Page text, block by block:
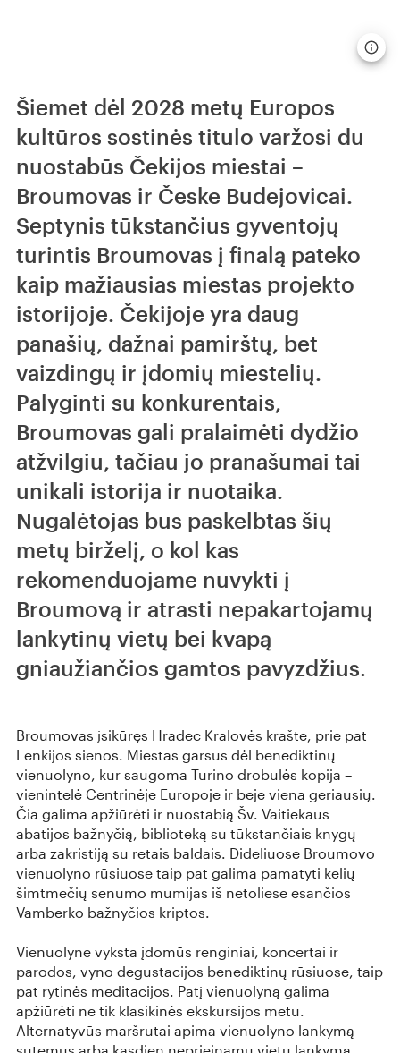
Šiemet dėl 2028 metų Europos
kultūros sostinės titulo varžosi du
nuostabūs Čekijos miestai –
Broumovas ir Česke Budejovicai.
Septynis tūkstančius gyventojų
turintis Broumovas į finalą pateko
kaip mažiausias miestas projekto
istorijoje. Čekijoje yra daug
panašių, dažnai pamirštų, bet
vaizdingų ir įdomių miestelių.
Palyginti su konkurentais,
Broumovas gali pralaimėti dydžio
atžvilgiu, tačiau jo pranašumai tai
unikali istorija ir nuotaika.
Nugalėtojas bus paskelbtas šių
metų birželį, o kol kas
rekomenduojame nuvykti į
Broumovą ir atrasti nepakartojamų
lankytinų vietų bei kvapą
gniaužiančios gamtos pavyzdžius.
Broumovas įsikūręs Hradec Kralovės krašte, prie pat
Lenkijos sienos. Miestas garsus dėl benediktinų
vienuolyno, kur saugoma Turino drobulės kopija –
vienintelė Centrinėje Europoje ir beje viena geriausių.
Čia galima apžiūrėti ir nuostabią Šv. Vaitiekaus
abatijos bažnyčią, biblioteką su tūkstančiais knygų
arba zakristiją su retais baldais. Dideliuose Broumovo
vienuolyno rūsiuose taip pat galima pamatyti kelių
šimtmečių senumo mumijas iš netoliese esančios
Vamberko bažnyčios kriptos.
Vienuolyne vyksta įdomūs renginiai, koncertai ir
parodos, vyno degustacijos benediktinų rūsiuose, taip
pat rytinės meditacijos. Patį vienuolyną galima
apžiūrėti ne tik klasikinės ekskursijos metu.
Alternatyvūs maršrutai apima vienuolyno lankymą